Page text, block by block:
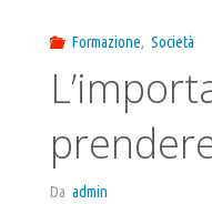
Formazione, Società
Da admin